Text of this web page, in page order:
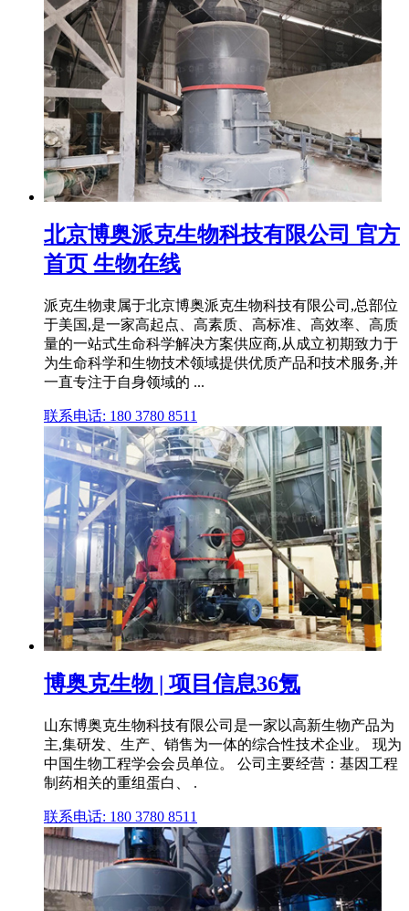
北京博奥派克生物科技有限公司 官方
首页 生物在线
派克生物隶属于北京博奥派克生物科技有限公司,总部位
于美国,是一家高起点、高素质、高标准、高效率、高质
量的一站式生命科学解决方案供应商,从成立初期致力于
为生命科学和生物技术领域提供优质产品和技术服务,并
一直专注于自身领域的 ...
联系电话: 180 3780 8511
博奥克生物 | 项目信息36氪
山东博奥克生物科技有限公司是一家以高新生物产品为
主,集研发、生产、销售为一体的综合性技术企业。 现为
中国生物工程学会会员单位。 公司主要经营：基因工程
制药相关的重组蛋白、 .
联系电话: 180 3780 8511